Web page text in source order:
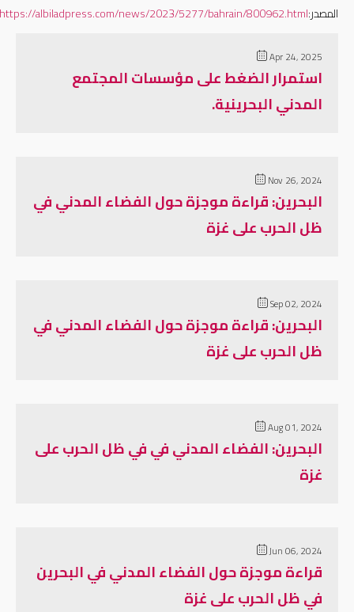
Apr 24, 2025
استمرار الضغط على مؤسسات المجتمع
المدني البحرينية.
Nov 26, 2024
البحرين: قراءة موجزة حول الفضاء المدني في
ظل الحرب على غزة
Sep 02, 2024
البحرين: قراءة موجزة حول الفضاء المدني في
ظل الحرب على غزة
Aug 01, 2024
البحرين: الفضاء المدني في في ظل الحرب على
غزة
Jun 06, 2024
قراءة موجزة حول الفضاء المدني في البحرين
في ظل الحرب على غزة
المصدر:https://albiladpress.com/news/2023/5277/bahrain/800962.html